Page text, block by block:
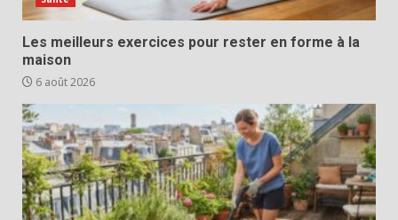
Les meilleurs exercices pour rester en forme à la
maison
6 août 2026